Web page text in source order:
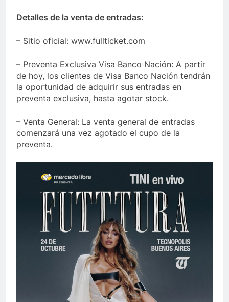
Detalles de la venta de entradas:
– Sitio oficial: www.fullticket.com
– Preventa Exclusiva Visa Banco Nación: A partir
de hoy, los clientes de Visa Banco Nación tendrán
la oportunidad de adquirir sus entradas en
preventa exclusiva, hasta agotar stock.
– Venta General: La venta general de entradas
comenzará una vez agotado el cupo de la
preventa.